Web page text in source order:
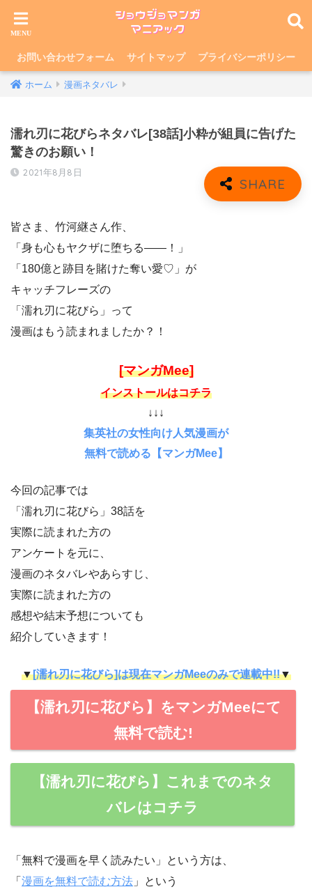
お問い合わせフォーム サイトマップ プライバシーポリシー
ホーム 漫画ネタバレ
濡れ刃に花びらネタバレ[38話]小粋が組員に告げた
驚きのお願い！
2021年8月8日
皆さま、竹河継さん作、
「身も心もヤクザに堕ちる——！」
「180億と跡目を賭けた奪い愛♡」が
キャッチフレーズの
「濡れ刃に花びら」って
漫画はもう読まれましたか？！
[マンガMee]
インストールはコチラ
↓↓↓
集英社の女性向け人気漫画が
無料で読める【マンガMee】
今回の記事では
「濡れ刃に花びら」38話を
実際に読まれた方の
アンケートを元に、
漫画のネタバレやあらすじ、
実際に読まれた方の
感想や結末予想についても
紹介していきます！
▼[濡れ刃に花びら]は現在マンガMeeのみで連載中!!▼
【濡れ刃に花びら】をマンガMeeにて
無料で読む!
【濡れ刃に花びら】これまでのネタ
バレはコチラ
「無料で漫画を早く読みたい」という方は、
「 漫画を無料で読む方法 」という